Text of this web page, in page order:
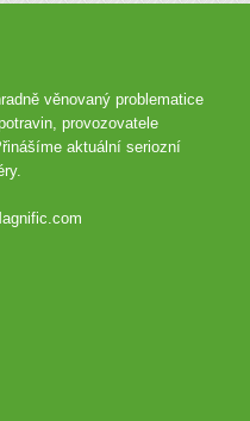
věnovaný problematice
provozovatele
aktuální seriozní